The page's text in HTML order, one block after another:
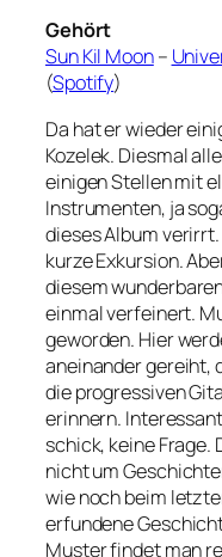
Gehört
Sun Kil Moon–
(Spotify)
Da hat er wieder
Kozelek. Diesmal
einigen Stellen mit
Instrumenten, ja
dieses Album
kurze Exkursion.
diesem
einmal verfeinert.
geworden. Hier
aneinander gereiht,
die progressiven
erinnern.
schick, keine Frage.
nicht um
wie noch beim
erfundene
Muster findet man